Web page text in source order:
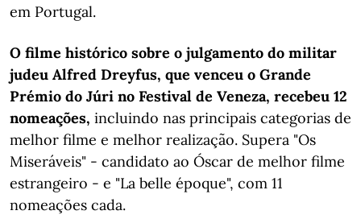
em Portugal.
O filme histórico sobre o julgamento do militar
judeu Alfred Dreyfus, que venceu o Grande
Prémio do Júri no Festival de Veneza, recebeu 12
nomeações, incluindo nas principais categorias de
melhor filme e melhor realização. Supera "Os
Miseráveis" - candidato ao Óscar de melhor filme
estrangeiro - e "La belle époque", com 11
nomeações cada.